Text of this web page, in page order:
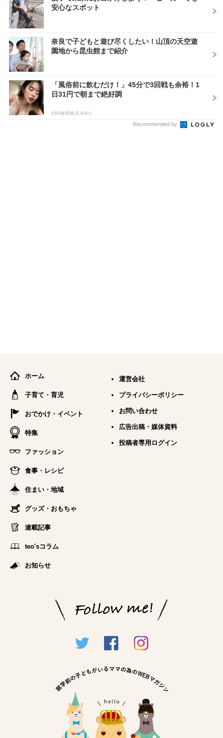
安心なスポット
奈良で子どもと遊び尽くしたい！山頂の天空遊
園地から昆虫館まで紹介
「風俗前に飲むだけ！」45分で3回戦も余裕！1
日31円で朝まで絶好調
PR(健商株式会社)
Recommended by
ホーム
子育て・育児
おでかけ・イベント
特集
ファッション
食事・レシピ
住まい・地域
グッズ・おもちゃ
連載記事
teo'sコラム
お知らせ
運営会社
プライバシーポリシー
お問い合わせ
広告出稿・媒体資料
投稿者専用ログイン